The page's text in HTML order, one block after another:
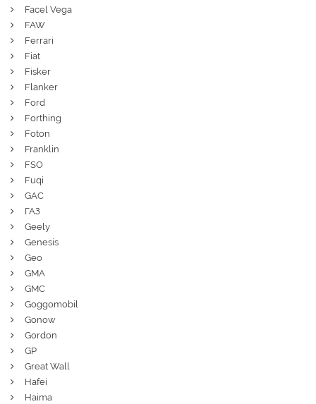
Facel Vega
FAW
Ferrari
Fiat
Fisker
Flanker
Ford
Forthing
Foton
Franklin
FSO
Fuqi
GAC
ГАЗ
Geely
Genesis
Geo
GMA
GMC
Goggomobil
Gonow
Gordon
GP
Great Wall
Hafei
Haima